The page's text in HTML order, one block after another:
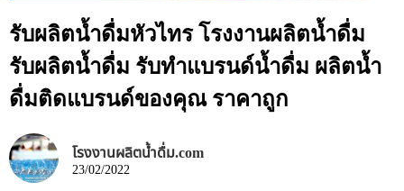
รับผลิตน้ำดื่มหัวไทร โรงงานผลิตน้ำดื่ม
รับผลิตน้ำดื่ม รับทำแบรนด์น้ำดื่ม ผลิตน้ำ
ดื่มติดแบรนด์ของคุณ ราคาถูก
โรงงานผลิตน้ำดื่ม.com
23/02/2022